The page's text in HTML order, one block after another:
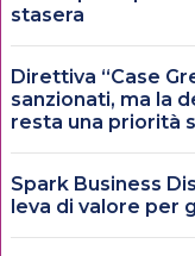
stasera
Direttiva “Case
sanzionati, ma la
resta una priorità
Spark Business
leva di valore per